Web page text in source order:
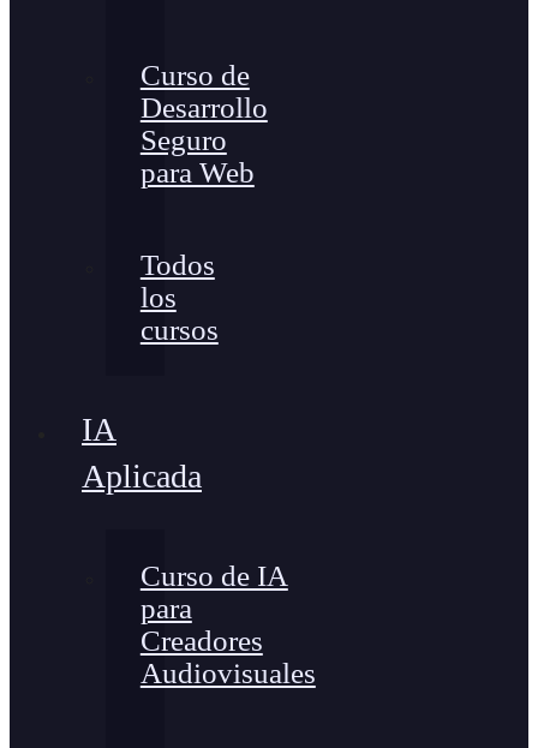
Curso de
Desarrollo
Seguro
para Web
Todos
los
cursos
IA
Aplicada
Curso de IA
para
Creadores
Audiovisuales